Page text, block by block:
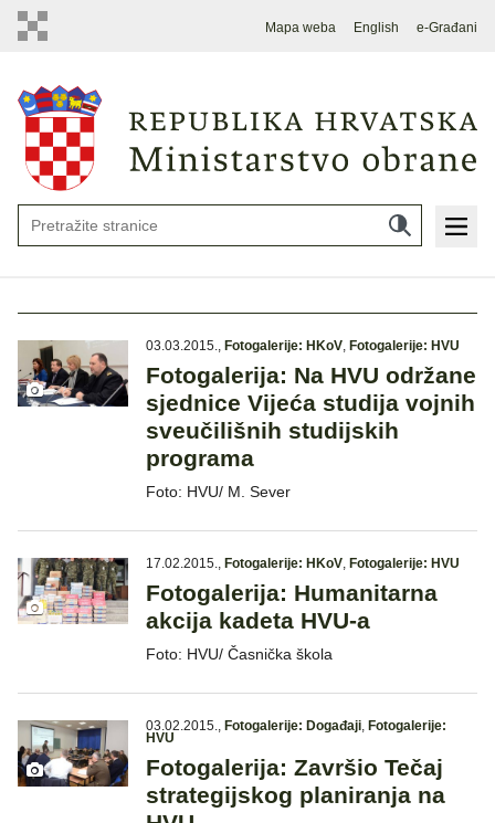
Mapa weba English e-Građani
03.03.2015., Fotogalerije: HKoV, Fotogalerije: HVU
Fotogalerija: Na HVU održane
sjednice Vijeća studija vojnih
sveučilišnih studijskih
programa
Foto: HVU/ M. Sever
17.02.2015., Fotogalerije: HKoV, Fotogalerije: HVU
Fotogalerija: Humanitarna
akcija kadeta HVU-a
Foto: HVU/ Časnička škola
03.02.2015., Fotogalerije: Događaji, Fotogalerije:
HVU
Fotogalerija: Završio Tečaj
strategijskog planiranja na